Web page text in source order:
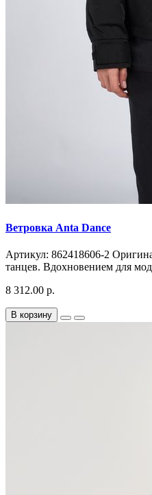
Ветровка Anta Dance
Артикул: 862418606-2
танцев. Вдохновением для
8 312.00 р.
В корзину